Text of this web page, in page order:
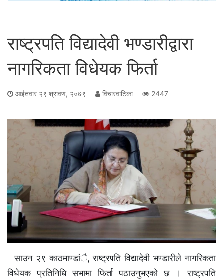
राष्ट्रपति विद्यादेवी भण्डारीद्वारा
नागरिकता विधेयक फिर्ता
आईतवार २९ श्रावण, २०७९ विचारवाटिका 2447
साउन २९ काठमाण्डांै, राष्ट्रपति विद्यादेवी भण्डारीले नागरिकता
विधेयक प्रतिनिधि सभामा फिर्ता पठाउनुभएको छ । राष्ट्रपति